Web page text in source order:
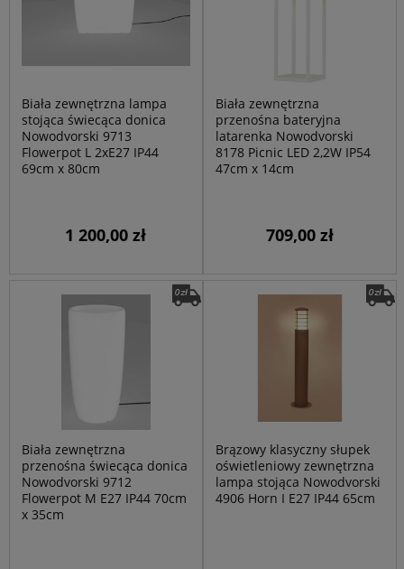
Biała zewnętrzna lampa
stojąca świecąca donica
Nowodvorski 9713
Flowerpot L 2xE27 IP44
69cm x 80cm
1 200,00 zł
Biała zewnętrzna
przenośna bateryjna
latarenka Nowodvorski
8178 Picnic LED 2,2W IP54
47cm x 14cm
709,00 zł
Biała zewnętrzna
przenośna świecąca donica
Nowodvorski 9712
Flowerpot M E27 IP44 70cm
x 35cm
Brązowy klasyczny słupek
oświetleniowy zewnętrzna
lampa stojąca Nowodvorski
4906 Horn I E27 IP44 65cm